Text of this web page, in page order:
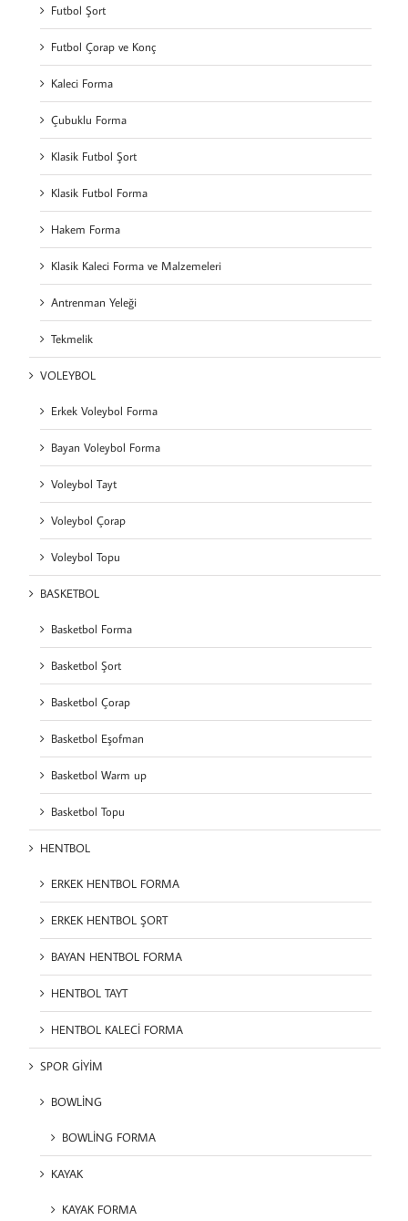
Futbol Şort
Futbol Çorap ve Konç
Kaleci Forma
Çubuklu Forma
Klasik Futbol Şort
Klasik Futbol Forma
Hakem Forma
Klasik Kaleci Forma ve Malzemeleri
Antrenman Yeleği
Tekmelik
VOLEYBOL
Erkek Voleybol Forma
Bayan Voleybol Forma
Voleybol Tayt
Voleybol Çorap
Voleybol Topu
BASKETBOL
Basketbol Forma
Basketbol Şort
Basketbol Çorap
Basketbol Eşofman
Basketbol Warm up
Basketbol Topu
HENTBOL
ERKEK HENTBOL FORMA
ERKEK HENTBOL ŞORT
BAYAN HENTBOL FORMA
HENTBOL TAYT
HENTBOL KALECİ FORMA
SPOR GİYİM
BOWLİNG
BOWLİNG FORMA
KAYAK
KAYAK FORMA